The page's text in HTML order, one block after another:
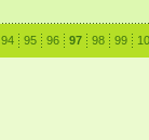
94 95 96 97 98 99